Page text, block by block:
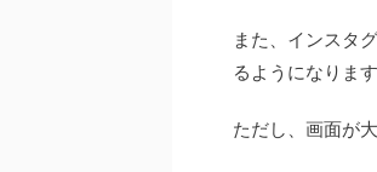
また、インスタ
るようになります
ただし、画面が